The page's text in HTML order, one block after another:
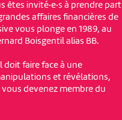
invité·e·s à prendre part
affaires financières de
vous plonge en 1989, au
Boisgentil alias BB.
doit faire face à une
et révélations,
devenez membre du